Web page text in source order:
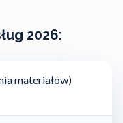
2026:
materiałów)